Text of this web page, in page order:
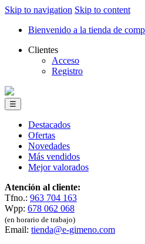
Skip to navigation Skip to content
Bienvenido a la tienda de
Clientes
Acceso
Registro
☰
Destacados
Ofertas
Novedades
Más vendidos
Mejor valorados
Atención al cliente:
Tfno.: 963 704 163
Wpp: 678 062 068
(en horario de trabajo)
Email: tienda@e-gimeno.com